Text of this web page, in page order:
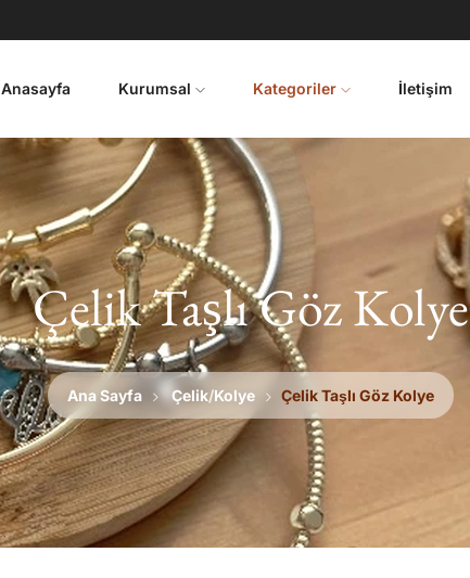
Anasayfa Kurumsal Kategoriler İletişim
Çelik Taşlı Göz Kolye
Ana Sayfa Çelik/Kolye Çelik Taşlı Göz Kolye